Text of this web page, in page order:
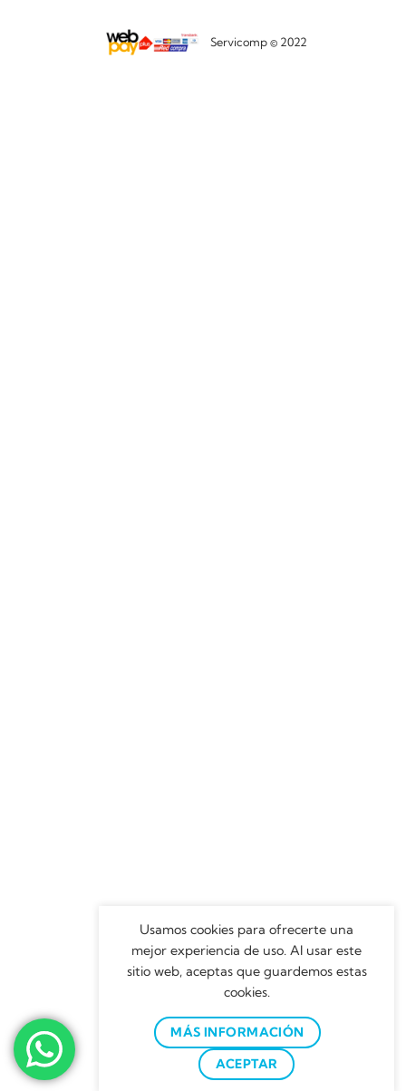
Servicomp © 2022
Usamos cookies para ofrecerte una
mejor experiencia de uso. Al usar este
sitio web, aceptas que guardemos estas
cookies.
MÁS INFORMACIÓN
ACEPTAR